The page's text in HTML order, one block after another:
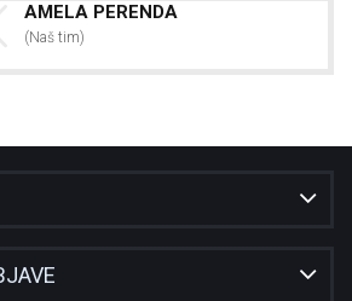
AMELA PERENDA
(Naš tim)